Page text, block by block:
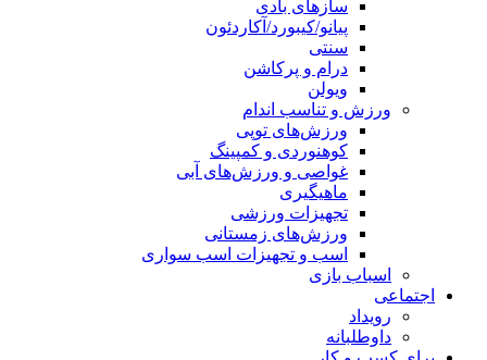
سازهای بادی
پیانو/کیبورد/آکاردئون
سنتی
درام و پرکاشن
ویولن
ورزش و تناسب اندام
ورزش‌های توپی
کوهنوردی و کمپینگ
غواصی و ورزش‌های آبی
ماهیگیری
تجهیزات ورزشی
ورزش‌های زمستانی
اسب و تجهیزات اسب سواری
اسباب‌ بازی
اجتماعی
رویداد
داوطلبانه